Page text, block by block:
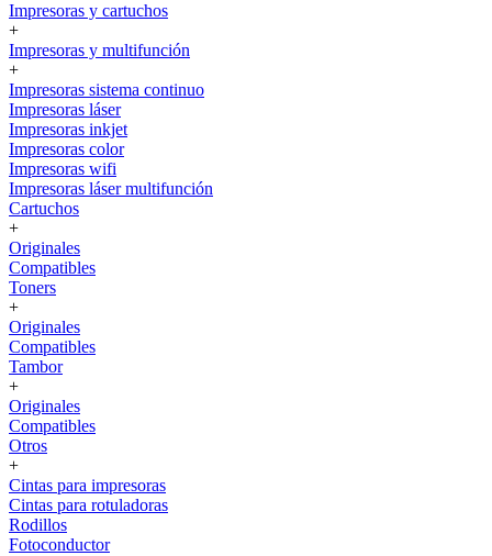
Impresoras y cartuchos
+
Impresoras y multifunción
+
Impresoras sistema continuo
Impresoras láser
Impresoras inkjet
Impresoras color
Impresoras wifi
Impresoras láser multifunción
Cartuchos
+
Originales
Compatibles
Toners
+
Originales
Compatibles
Tambor
+
Originales
Compatibles
Otros
+
Cintas para impresoras
Cintas para rotuladoras
Rodillos
Fotoconductor